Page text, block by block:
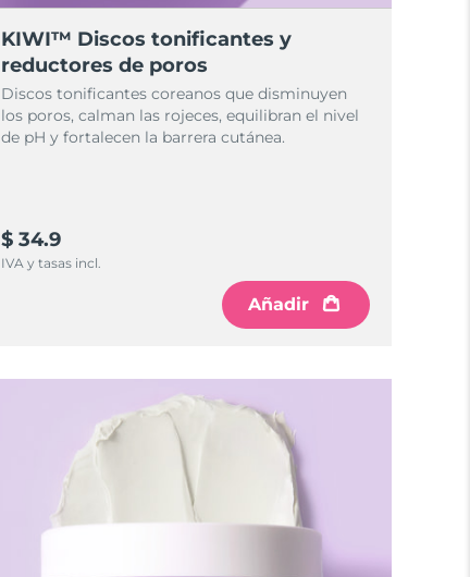
KIWI™ Discos tonificantes y
reductores de poros
Discos tonificantes coreanos que disminuyen
los poros, calman las rojeces, equilibran el nivel
de pH y fortalecen la barrera cutánea.
$ 34.9
IVA y tasas incl.
Añadir